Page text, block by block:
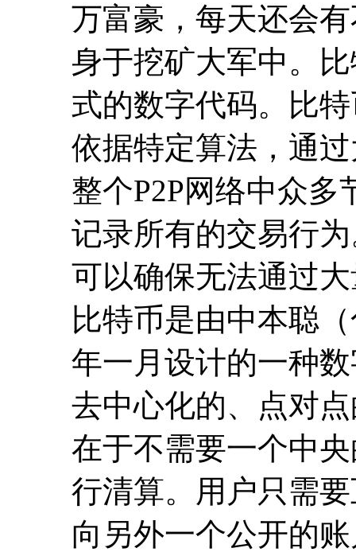
万富豪，每天还会
身于挖矿大军中。
式的数字代码。比
依据特定算法，通
整个P2P网络中众
记录所有的交易行
可以确保无法通过
比特币是由中本聪
年一月设计的一种
去中心化的、点对
在于不需要一个中
行清算。用户只需
向另外一个公开的